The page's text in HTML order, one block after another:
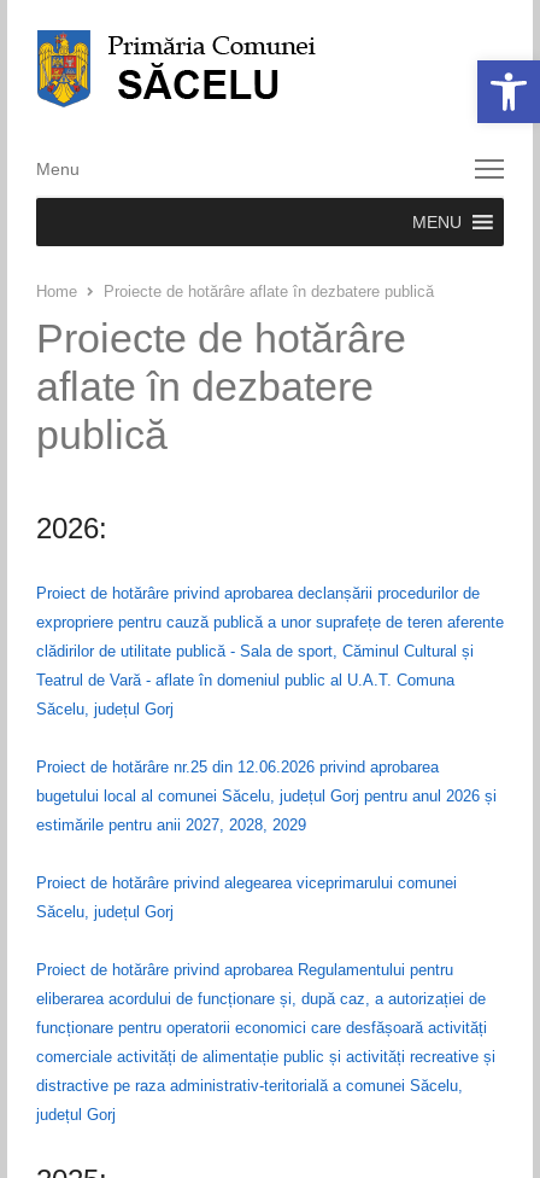
Deschide
Menu
Menu
MENU
Home Proiecte de hotărâre aflate în dezbatere publică
Proiecte de hotărâre
aflate în dezbatere
publică
2026:
Proiect de hotărâre privind aprobarea declanșării procedurilor de
expropriere pentru cauză publică a unor suprafețe de teren aferente
clădirilor de utilitate publică - Sala de sport, Căminul Cultural și
Teatrul de Vară - aflate în domeniul public al U.A.T. Comuna
Săcelu, județul Gorj
Proiect de hotărâre nr.25 din 12.06.2026 privind aprobarea
bugetului local al comunei Săcelu, județul Gorj pentru anul 2026 și
estimările pentru anii 2027, 2028, 2029
Proiect de hotărâre privind alegearea viceprimarului comunei
Săcelu, județul Gorj
Proiect de hotărâre privind aprobarea Regulamentului pentru
eliberarea acordului de funcționare și, după caz, a autorizației de
funcționare pentru operatorii economici care desfășoară activități
comerciale activități de alimentație public și activități recreative și
distractive pe raza administrativ-teritorială a comunei Săcelu,
județul Gorj